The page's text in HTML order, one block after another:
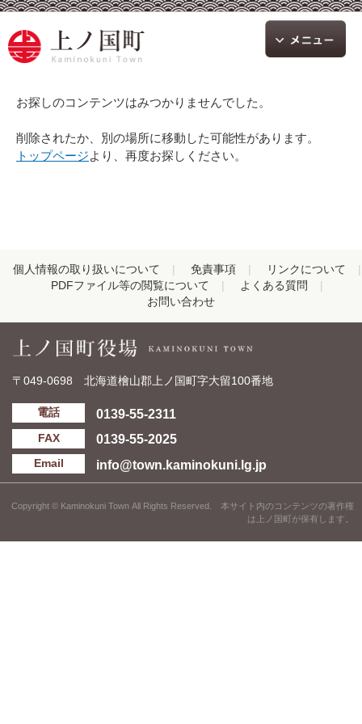
お探しのコンテンツはみつかりませんでした。
削除されたか、別の場所に移動した可能性があります。
トップページより、再度お探しください。
個人情報の取り扱いについて 免責事項
リンクについて
PDFファイル等の閲覧について
よくある質問
お問い合わせ
〒049-0698 北海道檜山郡上ノ国町字大留100番地
電話 0139-55-2311
FAX 0139-55-2025
Email info@town.kaminokuni.lg.jp
Copyright © Kaminokuni Town All Rights Reserved. 本サイト内のコンテンツの著作権
は上ノ国町が保有します。